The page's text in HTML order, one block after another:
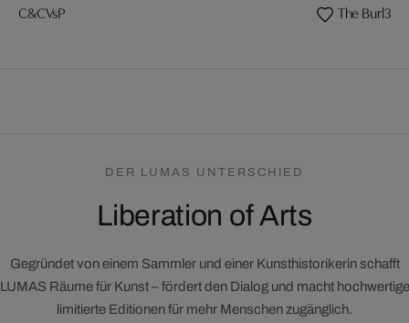
C&CVsP The
DER LUMAS UNTERSCHIED
Liberation of Arts
Gegründet von einem Sammler und einer Kunsthistorikerin schafft
LUMAS Räume für Kunst – fördert den Dialog und macht hochwertige
limitierte Editionen für mehr Menschen zugänglich.